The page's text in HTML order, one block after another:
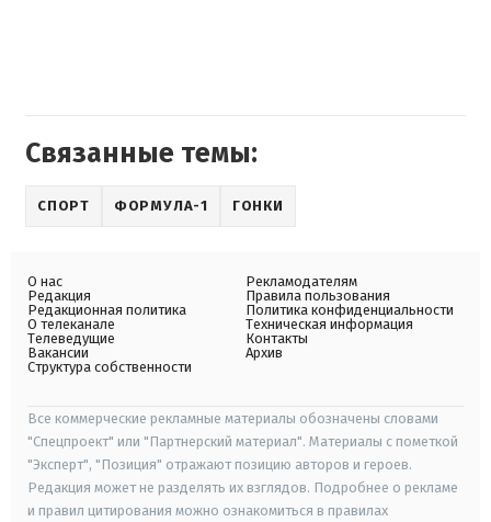
Связанные темы:
СПОРТ ФОРМУЛА-1 ГОНКИ
О нас
Редакция
Редакционная политика
О телеканале
Телеведущие
Вакансии
Структура собственности
Рекламодателям
Правила пользования
Политика конфиденциальности
Техническая информация
Контакты
Архив
Все коммерческие рекламные материалы обозначены словами
"Спецпроект" или "Партнерский материал". Материалы с пометкой
"Эксперт", "Позиция" отражают позицию авторов и героев.
Редакция может не разделять их взглядов. Подробнее о рекламе
и правил цитирования можно ознакомиться в правилах